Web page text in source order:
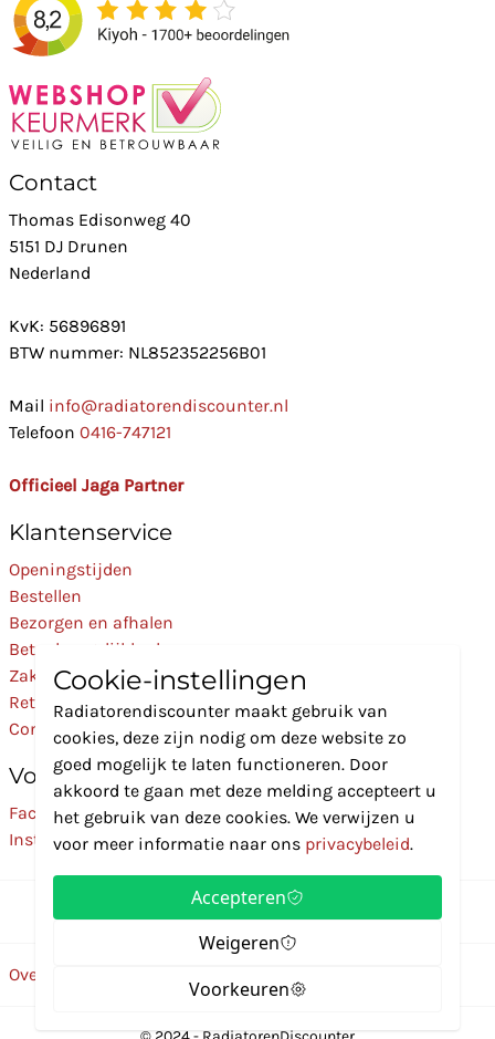
Contact
Thomas Edisonweg 40
5151 DJ Drunen
Nederland
KvK: 56896891
BTW nummer: NL852352256B01
Mail info@radiatorendiscounter.nl
Telefoon 0416-747121
Officieel Jaga Partner
Klantenservice
Openingstijden
Bestellen
Bezorgen en afhalen
Betaalmogelijkheden
Zakelijk
Retourneren
Contact
Volg Ons
Facebook
Instagram
Over ons
Cookie-instellingen
Radiatorendiscounter maakt gebruik van
cookies, deze zijn nodig om deze website zo
goed mogelijk te laten functioneren. Door
akkoord te gaan met deze melding accepteert u
het gebruik van deze cookies. We verwijzen u
voor meer informatie naar ons privacybeleid.
Accepteren
Weigeren
Voorkeuren